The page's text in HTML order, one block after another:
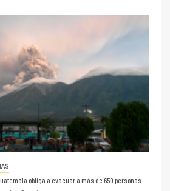
obliga a evacuar a más de 650 personas